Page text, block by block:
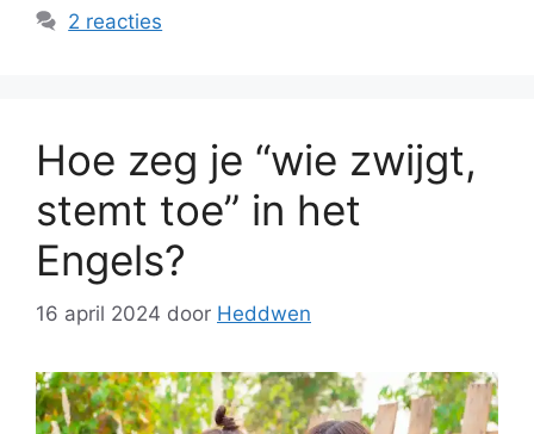
2 reacties
Hoe zeg je “wie zwijgt,
stemt toe” in het
Engels?
16 april 2024 door Heddwen